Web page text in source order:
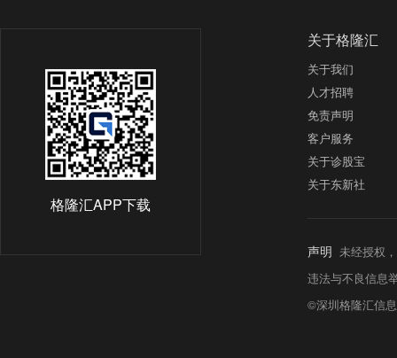
格隆汇APP下载
关于格隆汇
关于我们
人才招聘
免责声明
客户服务
关于诊股宝
关于东新社
声明 未经授权
违法与不良信息
©深圳格隆汇信